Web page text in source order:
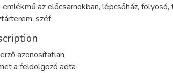
emlékmű az előcsarnokban, lépcsőház, folyosó,
széf
azonosítatlan
a feldolgozó adta